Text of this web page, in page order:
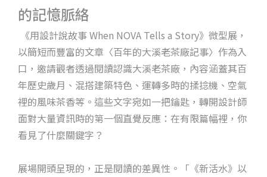
的記憶脈絡
《用設計說故事 When NOVA Tells a Story》微型展，
以簡短而豐富的文章〈百年的大溪老茶廠記事〉作為入
口，邀請觀者透過閱讀認識大溪老茶廠，內容涵蓋其百
年歷史歲月、混搭建築特色、運轉多時的揉捻機、空氣
裡的風味茶香等。這些文字宛如一把鑰匙，轉開設計師
面對大量資訊時的第一個直覺反應：在有限篇幅裡，你
看見了什麼關鍵字？
展場開頭呈現的，正是閱讀的差異性。「《新活水》以